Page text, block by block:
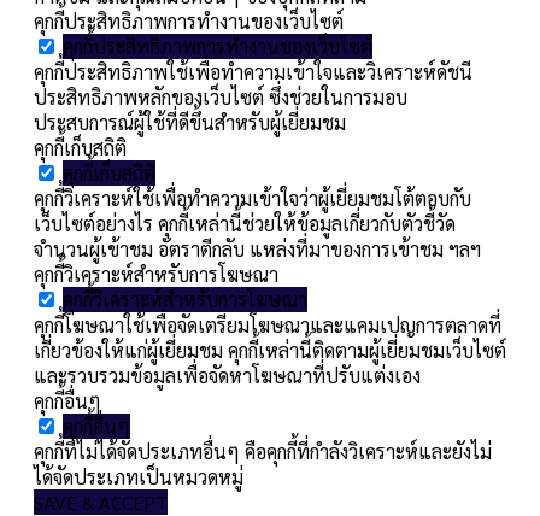
คุกกี้ประสิทธิภาพการทำงานของเว็บไซต์
คุกกี้ประสิทธิภาพการทำงานของเว็บไซต์
คุกกี้ประสิทธิภาพใช้เพื่อทำความเข้าใจและวิเคราะห์ดัชนี
ประสิทธิภาพหลักของเว็บไซต์ ซึ่งช่วยในการมอบ
ประสบการณ์ผู้ใช้ที่ดีขึ้นสำหรับผู้เยี่ยมชม
คุกกี้เก็บสถิติ
คุกกี้เก็บสถิติ
คุกกี้วิเคราะห์ใช้เพื่อทำความเข้าใจว่าผู้เยี่ยมชมโต้ตอบกับ
เว็บไซต์อย่างไร คุกกี้เหล่านี้ช่วยให้ข้อมูลเกี่ยวกับตัวชี้วัด
จำนวนผู้เข้าชม อัตราตีกลับ แหล่งที่มาของการเข้าชม ฯลฯ
คุกกี้วิเคราะห์สำหรับการโฆษณา
คุกกี้วิเคราะห์สำหรับการโฆษณา
คุกกี้โฆษณาใช้เพื่อจัดเตรียมโฆษณาและแคมเปญการตลาดที่
เกี่ยวข้องให้แก่ผู้เยี่ยมชม คุกกี้เหล่านี้ติดตามผู้เยี่ยมชมเว็บไซต์
และรวบรวมข้อมูลเพื่อจัดหาโฆษณาที่ปรับแต่งเอง
คุกกี้อื่นๆ
คุกกี้อื่นๆ
คุกกี้ที่ไม่ได้จัดประเภทอื่นๆ คือคุกกี้ที่กำลังวิเคราะห์และยังไม่
ได้จัดประเภทเป็นหมวดหมู่
SAVE & ACCEPT